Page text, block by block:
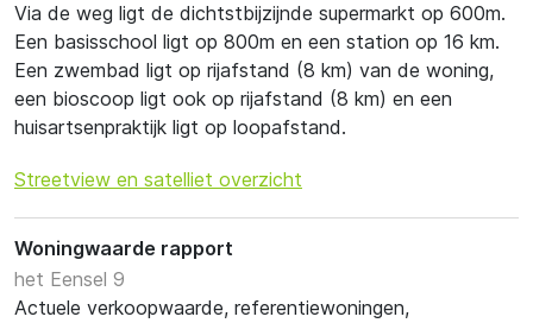
Via de weg ligt de dichtstbijzijnde supermarkt op 600m.
Een basisschool ligt op 800m en een station op 16 km.
Een zwembad ligt op rijafstand (8 km) van de woning,
een bioscoop ligt ook op rijafstand (8 km) en een
huisartsenpraktijk ligt op loopafstand.
Streetview en satelliet overzicht
Woningwaarde rapport
het Eensel 9
Actuele verkoopwaarde, referentiewoningen,